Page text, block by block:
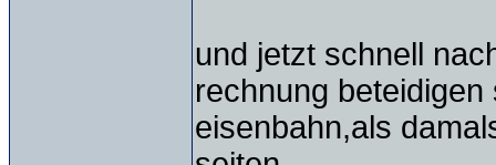
und jetzt schnell
rechnung
eisenbahn,als